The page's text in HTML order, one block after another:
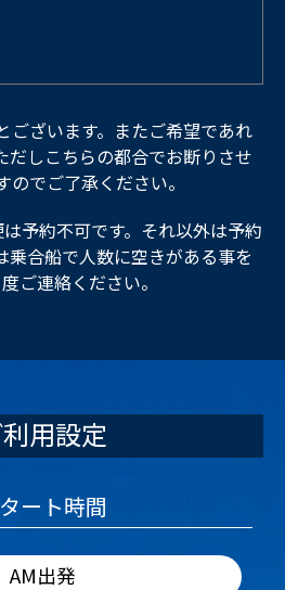
ございます。またご希望であれ
だしこちらの都合でお断りさせ
でご了承ください。
予約不可です。それ以外は予約
合船で人数に空きがある事を
ご連絡ください。
用設定
ート時間
AM出発